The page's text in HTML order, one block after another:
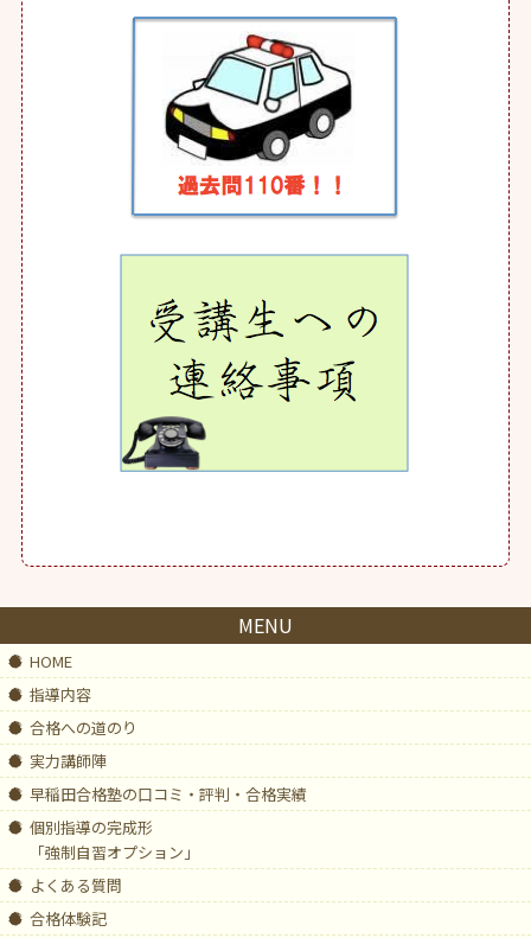
強制自習オプション
合格体験記
お問い合わせ&
MENU
HOME
指導内容
合格への道のり
実力講師陣
早稲田合格塾の口コミ・評判・合格実績
個別指導の完成形
「強制自習オプション」
よくある質問
合格体験記